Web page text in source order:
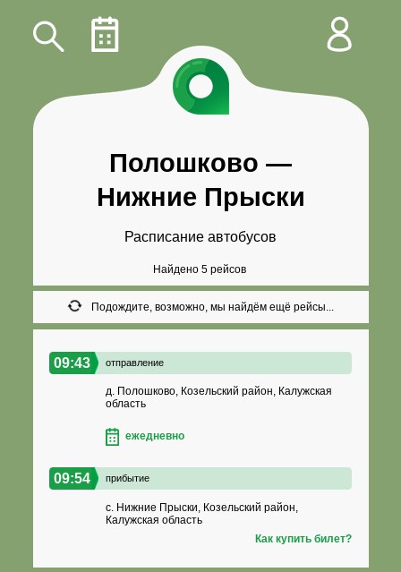
Полошково —
Нижние Прыски
Расписание автобусов
Найдено 5 рейсов
Подождите, возможно, мы найдём ещё рейсы...
09:43 отправление
д. Полошково, Козельский район, Калужская
область
ежедневно
09:54 прибытие
с. Нижние Прыски, Козельский район,
Калужская область
Как купить билет?